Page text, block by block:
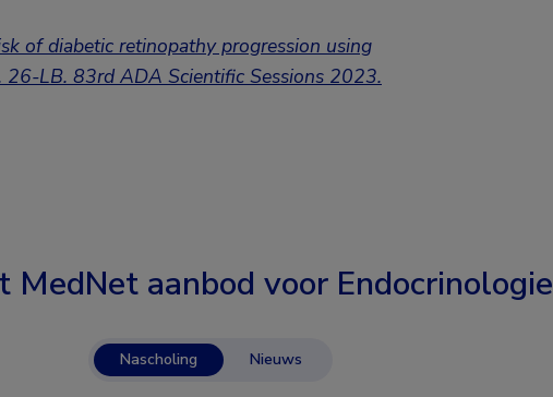
of diabetic retinopathy progression using
26-LB. 83rd ADA Scientific Sessions 2023.
MedNet aanbod voor Endocrinologie
Nascholing Nieuws